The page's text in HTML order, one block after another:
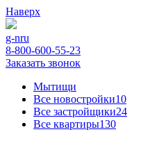
Наверх
g-nru
8-800-600-55-23
Заказать звонок
Мытищи
Все новостройки10
Все застройщики24
Все квартиры130